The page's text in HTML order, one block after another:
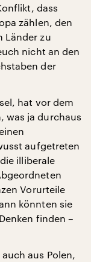
dass
zählen, den
Länder zu
nicht an den
der
hat vor dem
was ja durchaus
aufgetreten
illiberale
Vorurteile
könnten sie
finden –
aus Polen,